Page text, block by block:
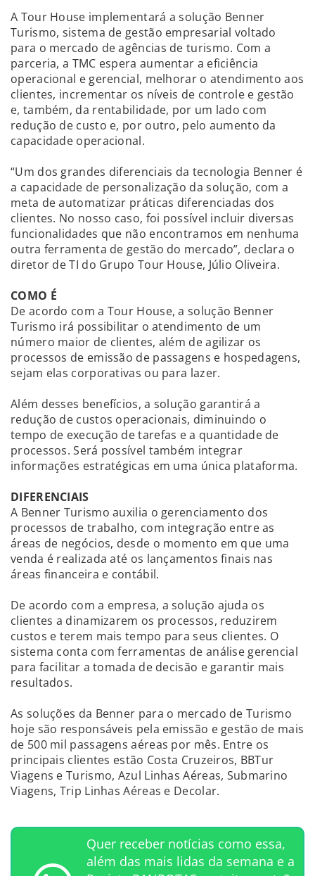
A Tour House implementará a solução Benner
Turismo, sistema de gestão empresarial voltado
para o mercado de agências de turismo. Com a
parceria, a TMC espera aumentar a eficiência
operacional e gerencial, melhorar o atendimento aos
clientes, incrementar os níveis de controle e gestão
e, também, da rentabilidade, por um lado com
redução de custo e, por outro, pelo aumento da
capacidade operacional.
“Um dos grandes diferenciais da tecnologia Benner é
a capacidade de personalização da solução, com a
meta de automatizar práticas diferenciadas dos
clientes. No nosso caso, foi possível incluir diversas
funcionalidades que não encontramos em nenhuma
outra ferramenta de gestão do mercado”, declara o
diretor de TI do Grupo Tour House, Júlio Oliveira.
COMO É
De acordo com a Tour House, a solução Benner
Turismo irá possibilitar o atendimento de um
número maior de clientes, além de agilizar os
processos de emissão de passagens e hospedagens,
sejam elas corporativas ou para lazer.
Além desses benefícios, a solução garantirá a
redução de custos operacionais, diminuindo o
tempo de execução de tarefas e a quantidade de
processos. Será possível também integrar
informações estratégicas em uma única plataforma.
DIFERENCIAIS
A Benner Turismo auxilia o gerenciamento dos
processos de trabalho, com integração entre as
áreas de negócios, desde o momento em que uma
venda é realizada até os lançamentos finais nas
áreas financeira e contábil.
De acordo com a empresa, a solução ajuda os
clientes a dinamizarem os processos, reduzirem
custos e terem mais tempo para seus clientes. O
sistema conta com ferramentas de análise gerencial
para facilitar a tomada de decisão e garantir mais
resultados.
As soluções da Benner para o mercado de Turismo
hoje são responsáveis pela emissão e gestão de mais
de 500 mil passagens aéreas por mês. Entre os
principais clientes estão Costa Cruzeiros, BBTur
Viagens e Turismo, Azul Linhas Aéreas, Submarino
Viagens, Trip Linhas Aéreas e Decolar.
Quer receber notícias como essa,
além das mais lidas da semana e a